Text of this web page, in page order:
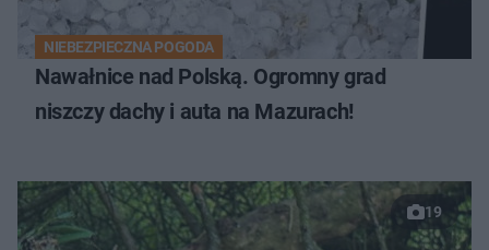
NIEBEZPIECZNA POGODA
Nawałnice nad Polską. Ogromny grad
niszczy dachy i auta na Mazurach!
19